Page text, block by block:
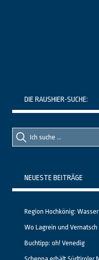
DIE RAUSHIER-SUCHE:
Suche
nach::
Suche
nach:
NEUESTE BEITRÄGE
Region Hochkönig:
Wo Lagrein und
Buchtipp: oh! Venedig